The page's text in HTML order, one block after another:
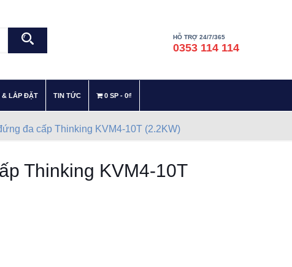
HỖ TRỢ 24/7/365
0353 114 114
& LẮP ĐẶT TIN TỨC 0 SP 0₫
đa cấp Thinking KVM4-10T (2.2KW)
Thinking KVM4-10T